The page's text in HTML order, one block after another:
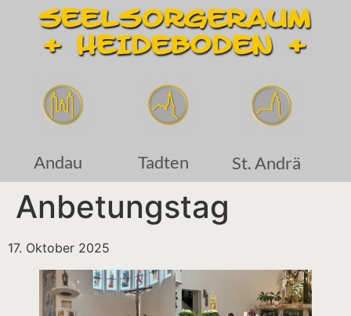
Andau Tadten St. Andrä
Anbetungstag
17. Oktober 2025